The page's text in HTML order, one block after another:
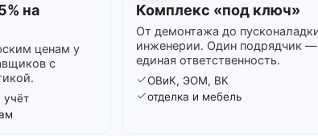
на
ценам у
с
учёт
Комплекс «под ключ»
От демонтажа до
инженерии. Один подрядчик —
единая ответственность.
ОВиК, ЭОМ, ВК
отделка и мебель